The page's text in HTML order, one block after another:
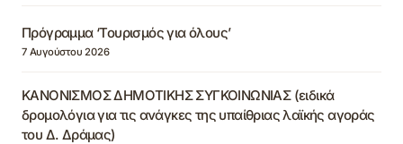
Πρόγραμμα ‘Τουρισμός για όλους’
7 Αυγούστου 2026
ΚΑΝΟΝΙΣΜΟΣ ΔΗΜΟΤΙΚΗΣ ΣΥΓΚΟΙΝΩΝΙΑΣ (ειδικά
δρομολόγια για τις ανάγκες της υπαίθριας λαϊκής αγοράς
του Δ. Δράμας)